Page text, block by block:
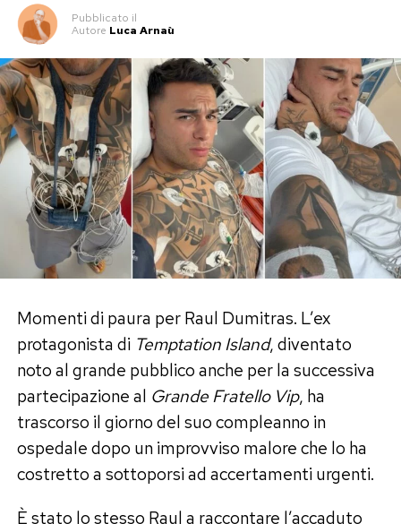
tentativo di ricominciare una volta terminato il
reality.
Oggi Perla non rinnega ciò che ha provato. «È la
risposta a un amore che è stato vero», ha
spiegato parlando dei “Perletti”, i sostenitori
che continuano a sperare in un ritorno di coppia.
Quell’amore, però, era diventato «tossico»
perché vissuto in una simbiosi totale che aveva
finito per compromettere il rapporto. I due
avrebbero provato a ricucire per circa due mesi
continuare avrebbe significato ripetere gli stessi
errori. Ora, assicura lei, tra loro non esiste alcun
contatto.
Un anno senza frequentazioni:
«Dovevo elaborare il dolore»
Vatiero una scelta precisa. Nessuna relazione di
Pubblicato il
Autore Luca Arnaù
Momenti di paura per Raul Dumitras. L’ex
protagonista di Temptation Island, diventato
noto al grande pubblico anche per la successiva
partecipazione al Grande Fratello Vip, ha
trascorso il giorno del suo compleanno in
ospedale dopo un improvviso malore che lo ha
costretto a sottoporsi ad accertamenti urgenti.
È stato lo stesso Raul a raccontare l’accaduto